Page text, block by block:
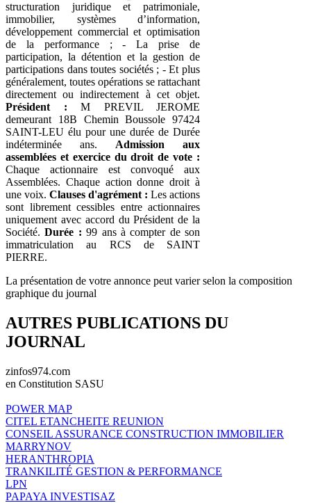
structuration juridique et patrimoniale,
immobilier, systèmes d’information,
développement commercial et optimisation
de la performance ; - La prise de
participation, la détention et la gestion de
participations dans toutes sociétés ; - Et plus
généralement, toutes opérations se rattachant
directement ou indirectement à cet objet.
Président : M PREVIL JEROME
demeurant 18B Chemin Boussole 97424
SAINT-LEU élu pour une durée de Durée
indéterminée ans. Admission aux
assemblées et exercice du droit de vote :
Chaque actionnaire est convoqué aux
Assemblées. Chaque action donne droit à
une voix. Clauses d'agrément : Les actions
sont librement cessibles entre actionnaires
uniquement avec accord du Président de la
Société.Durée : 99 ans à compter de son
immatriculation au RCS de SAINT
PIERRE.
La présentation de votre annonce peut varier selon la composition
graphique du journal
AUTRES PUBLICATIONS DU
JOURNAL
zinfos974.com
en Constitution SASU
POWER MAP
CITEL ETANCHEITE REUNION
CONSEIL ASSURANCE CONSTRUCTION IMMOBILIER
MARRYNOV
HERANTHROPIA
TRANKILITÉ GESTION & PERFORMANCE
LPN
PAPAYA INVESTISAZ